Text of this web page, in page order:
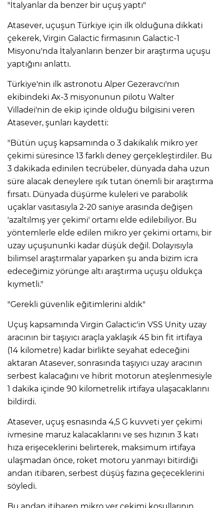
"İtalyanlar da benzer bir uçuş yaptı"
Atasever, uçuşun Türkiye için ilk olduğuna dikkati
çekerek, Virgin Galactic firmasının Galactic-1
Misyonu'nda İtalyanların benzer bir araştırma uçuşu
yaptığını anlattı.
Türkiye'nin ilk astronotu Alper Gezeravcı'nın
ekibindeki Ax-3 misyonunun pilotu Walter
Villadei'nin de ekip içinde olduğu bilgisini veren
Atasever, şunları kaydetti:
"Bütün uçuş kapsamında o 3 dakikalık mikro yer
çekimi süresince 13 farklı deney gerçekleştirdiler. Bu
3 dakikada edinilen tecrübeler, dünyada daha uzun
süre alacak deneylere ışık tutan önemli bir araştırma
fırsatı. Dünyada düşürme kuleleri ve parabolik
uçaklar vasıtasıyla 2-20 saniye arasında değişen
'azaltılmış yer çekimi' ortamı elde edilebiliyor. Bu
yöntemlerle elde edilen mikro yer çekimi ortamı, bir
uzay uçuşununki kadar düşük değil. Dolayısıyla
bilimsel araştırmalar yaparken şu anda bizim icra
edeceğimiz yörünge altı araştırma uçuşu oldukça
kıymetli."
"Gerekli güvenlik eğitimlerini aldık"
Uçuş kapsamında Virgin Galactic'in VSS Unity uzay
aracının bir taşıyıcı araçla yaklaşık 45 bin fit irtifaya
(14 kilometre) kadar birlikte seyahat edeceğini
aktaran Atasever, sonrasında taşıyıcı uzay aracının
serbest kalacağını ve hibrit motorun ateşlenmesiyle
1 dakika içinde 90 kilometrelik irtifaya ulaşacaklarını
bildirdi.
Atasever, uçuş esnasında 4,5 G kuvveti yer çekimi
ivmesine maruz kalacaklarını ve ses hızının 3 katı
hıza erişeceklerini belirterek, maksimum irtifaya
ulaşmadan önce, roket motoru yanmayı bitirdiği
andan itibaren, serbest düşüş fazına geçeceklerini
söyledi.